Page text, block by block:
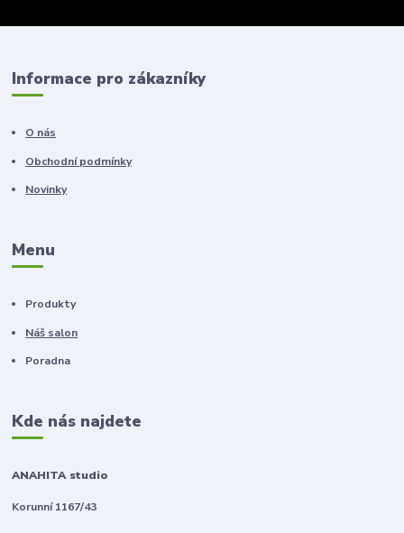
Informace pro zákazníky
O nás
Obchodní podmínky
Novinky
Menu
Produkty
Náš salon
Poradna
Kde nás najdete
ANAHITA studio
Korunní 1167/43